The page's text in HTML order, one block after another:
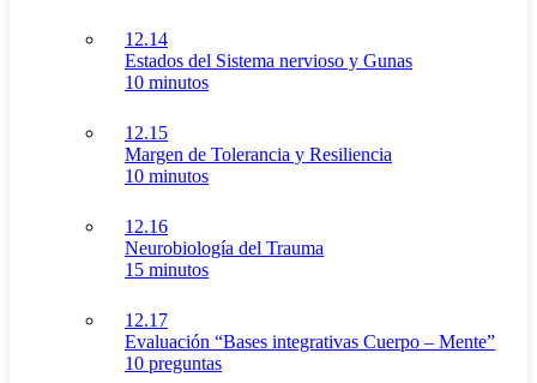
12.14
Estados del Sistema nervioso y Gunas
10 minutos
12.15
Margen de Tolerancia y Resiliencia
10 minutos
12.16
Neurobiología del Trauma
15 minutos
12.17
Evaluación “Bases integrativas Cuerpo – Mente”
10 preguntas